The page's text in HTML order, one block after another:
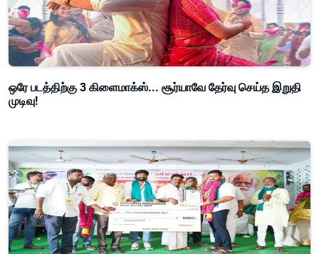
ஒரே படத்திற்கு 3 கிளைமாக்ஸ்... சூர்யாவே தேர்வு செய்த இறுதி
முடிவு!